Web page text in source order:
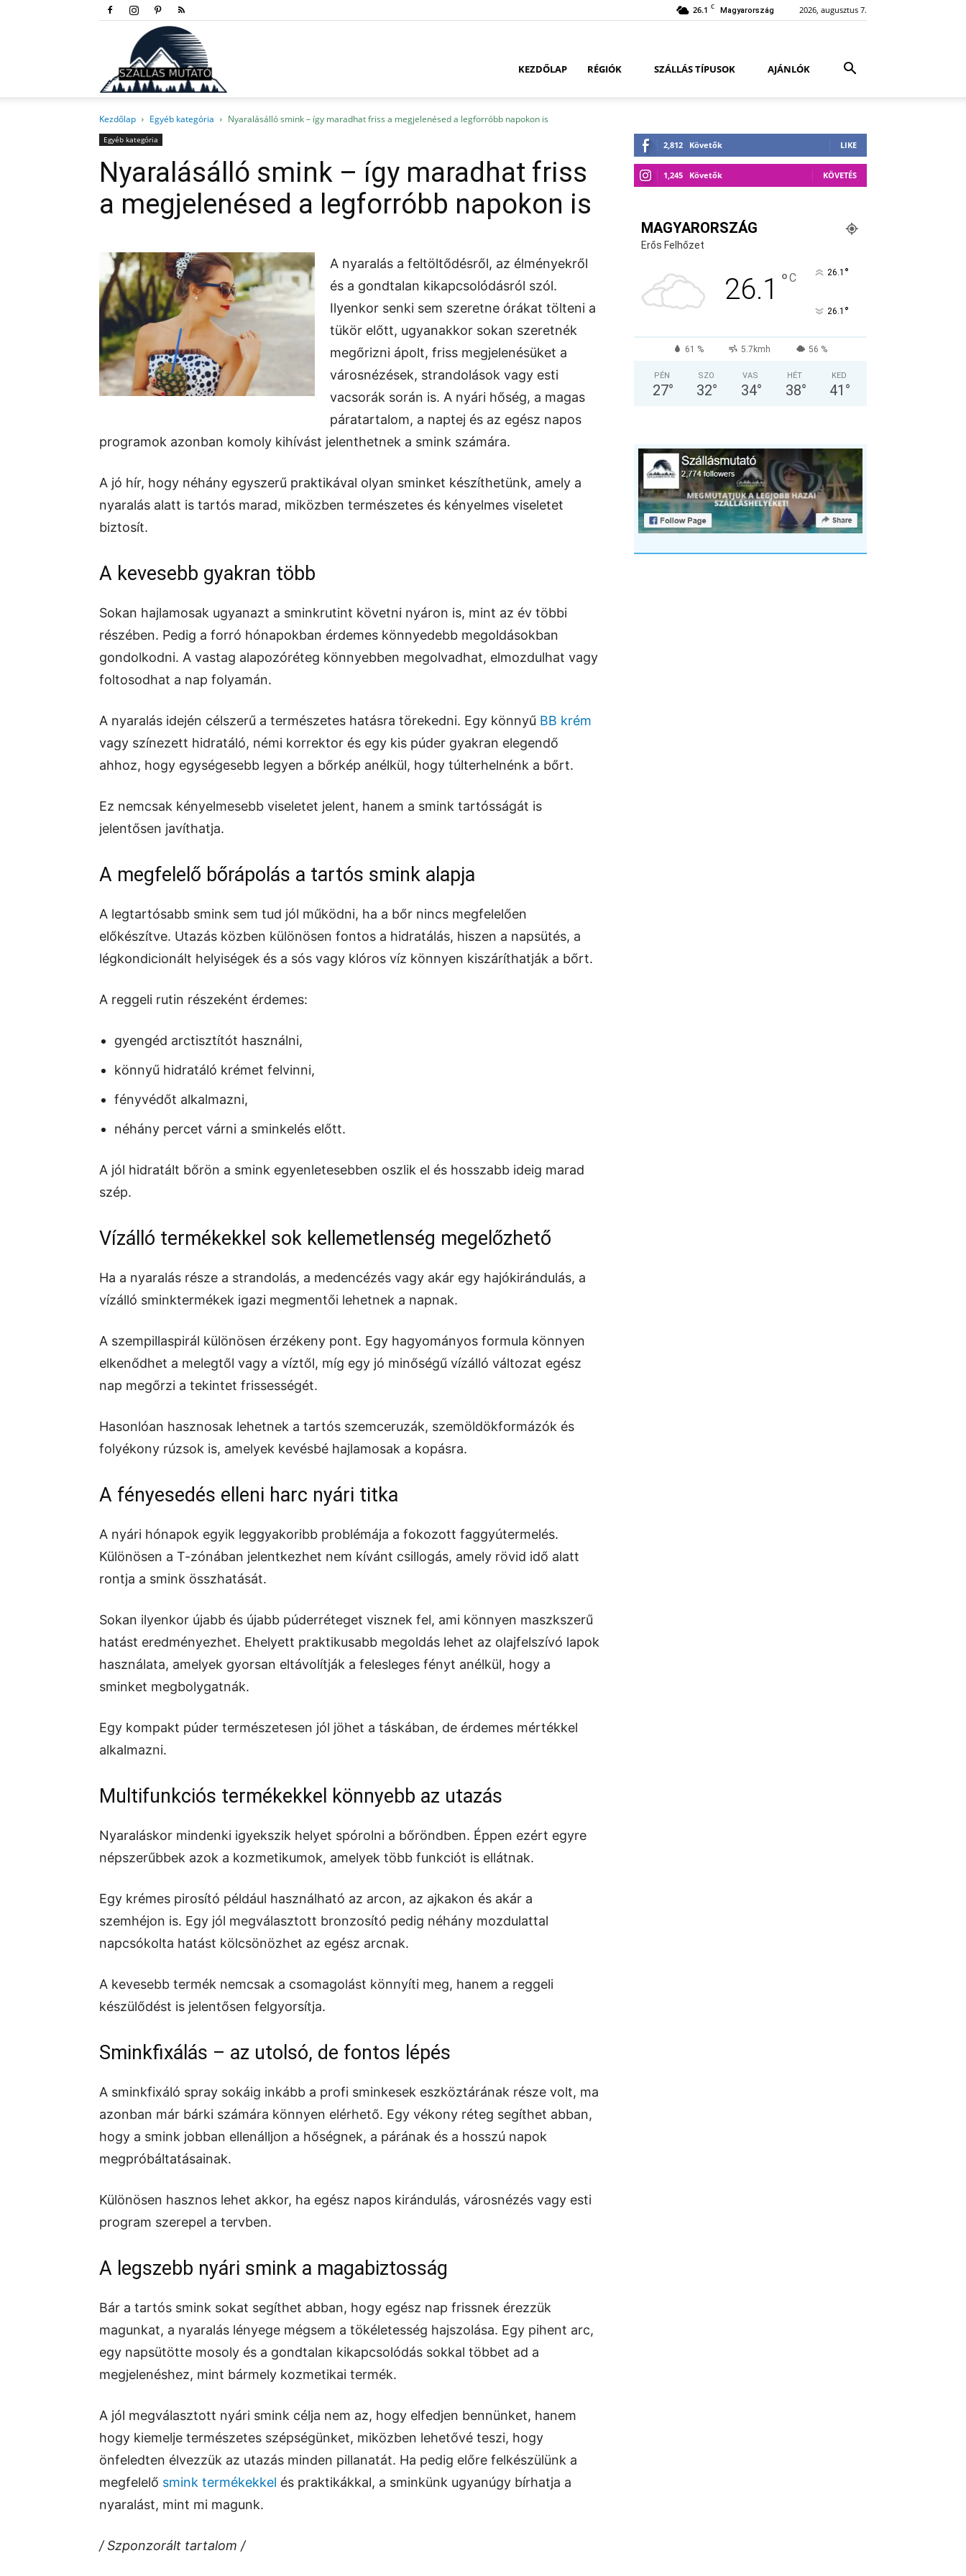
26.1 C Magyarország 2026, augusztus 7.
KEZDŐLAP RÉGIÓK SZÁLLÁS TÍPUSOK AJÁNLÓK
Kezdőlap Egyéb kategória Nyaralásálló smink – így maradhat friss a megjelenésed a legforróbb napokon is
Egyéb kategória
Nyaralásálló smink – így maradhat friss
a megjelenésed a legforróbb napokon is
A nyaralás a feltöltődésről, az élményekről
és a gondtalan kikapcsolódásról szól.
Ilyenkor senki sem szeretne órákat tölteni a
tükör előtt, ugyanakkor sokan szeretnék
megőrizni ápolt, friss megjelenésüket a
városnézések, strandolások vagy esti
vacsorák során is. A nyári hőség, a magas
páratartalom, a naptej és az egész napos
programok azonban komoly kihívást jelenthetnek a smink számára.
A jó hír, hogy néhány egyszerű praktikával olyan sminket készíthetünk, amely a
nyaralás alatt is tartós marad, miközben természetes és kényelmes viseletet
biztosít.
A kevesebb gyakran több
Sokan hajlamosak ugyanazt a sminkrutint követni nyáron is, mint az év többi
részében. Pedig a forró hónapokban érdemes könnyedebb megoldásokban
gondolkodni. A vastag alapozóréteg könnyebben megolvadhat, elmozdulhat vagy
foltosodhat a nap folyamán.
A nyaralás idején célszerű a természetes hatásra törekedni. Egy könnyű BB krém
vagy színezett hidratáló, némi korrektor és egy kis púder gyakran elegendő
ahhoz, hogy egységesebb legyen a bőrkép anélkül, hogy túlterhelnénk a bőrt.
Ez nemcsak kényelmesebb viseletet jelent, hanem a smink tartósságát is
jelentősen javíthatja.
A megfelelő bőrápolás a tartós smink alapja
A legtartósabb smink sem tud jól működni, ha a bőr nincs megfelelően
előkészítve. Utazás közben különösen fontos a hidratálás, hiszen a napsütés, a
légkondicionált helyiségek és a sós vagy klóros víz könnyen kiszáríthatják a bőrt.
A reggeli rutin részeként érdemes:
gyengéd arctisztítót használni,
könnyű hidratáló krémet felvinni,
fényvédőt alkalmazni,
néhány percet várni a sminkelés előtt.
A jól hidratált bőrön a smink egyenletesebben oszlik el és hosszabb ideig marad
szép.
Vízálló termékekkel sok kellemetlenség megelőzhető
Ha a nyaralás része a strandolás, a medencézés vagy akár egy hajókirándulás, a
vízálló sminktermékek igazi megmentői lehetnek a napnak.
A szempillaspirál különösen érzékeny pont. Egy hagyományos formula könnyen
elkenődhet a melegtől vagy a víztől, míg egy jó minőségű vízálló változat egész
nap megőrzi a tekintet frissességét.
Hasonlóan hasznosak lehetnek a tartós szemceruzák, szemöldökformázók és
folyékony rúzsok is, amelyek kevésbé hajlamosak a kopásra.
A fényesedés elleni harc nyári titka
A nyári hónapok egyik leggyakoribb problémája a fokozott faggyútermelés.
Különösen a T-zónában jelentkezhet nem kívánt csillogás, amely rövid idő alatt
rontja a smink összhatását.
Sokan ilyenkor újabb és újabb púderréteget visznek fel, ami könnyen maszkszerű
hatást eredményezhet. Ehelyett praktikusabb megoldás lehet az olajfelszívó lapok
használata, amelyek gyorsan eltávolítják a felesleges fényt anélkül, hogy a
sminket megbolygatnák.
Egy kompakt púder természetesen jól jöhet a táskában, de érdemes mértékkel
alkalmazni.
Multifunkciós termékekkel könnyebb az utazás
Nyaraláskor mindenki igyekszik helyet spórolni a bőröndben. Éppen ezért egyre
népszerűbbek azok a kozmetikumok, amelyek több funkciót is ellátnak.
Egy krémes pirosító például használható az arcon, az ajkakon és akár a
szemhéjon is. Egy jól megválasztott bronzosító pedig néhány mozdulattal
napcsókolta hatást kölcsönözhet az egész arcnak.
A kevesebb termék nemcsak a csomagolást könnyíti meg, hanem a reggeli
készülődést is jelentősen felgyorsítja.
Sminkfixálás – az utolsó, de fontos lépés
A sminkfixáló spray sokáig inkább a profi sminkesek eszköztárának része volt, ma
azonban már bárki számára könnyen elérhető. Egy vékony réteg segíthet abban,
hogy a smink jobban ellenálljon a hőségnek, a párának és a hosszú napok
megpróbáltatásainak.
Különösen hasznos lehet akkor, ha egész napos kirándulás, városnézés vagy esti
program szerepel a tervben.
A legszebb nyári smink a magabiztosság
Bár a tartós smink sokat segíthet abban, hogy egész nap frissnek érezzük
magunkat, a nyaralás lényege mégsem a tökéletesség hajszolása. Egy pihent arc,
egy napsütötte mosoly és a gondtalan kikapcsolódás sokkal többet ad a
megjelenéshez, mint bármely kozmetikai termék.
A jól megválasztott nyári smink célja nem az, hogy elfedjen bennünket, hanem
hogy kiemelje természetes szépségünket, miközben lehetővé teszi, hogy
önfeledten élvezzük az utazás minden pillanatát. Ha pedig előre felkészülünk a
megfelelő smink termékekkel és praktikákkal, a sminkünk ugyanúgy bírhatja a
nyaralást, mint mi magunk.
/ Szponzorált tartalom /
2,812 Követők LIKE
1,245 Követők KÖVETÉS
MAGYARORSZÁG
Erős Felhőzet
26.1 °C 26.1 °
26.1 °
61 % 5.7kmh 56 %
PÉN
27°
SZO
32°
VAS
34°
HÉT
38°
KED
41 °